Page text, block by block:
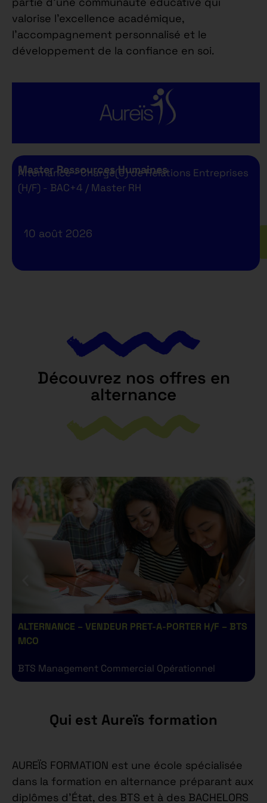
valorise l’excellence académique,
l’accompagnement personnalisé et le
développement de la confiance en soi.
Master Ressources Humaines
Alternance - Chargé(e) de Relations Entreprises
(H/F) - BAC+4 / Master RH
10 août 2026
Découvrez nos offres en
alternance
ALTERNANCE – VENDEUR PRET-A-PORTER H/F – BTS
MCO
BTS Management Commercial Opérationnel
Qui est Aureïs formation
AUREÏS FORMATION est une école spécialisée
dans la formation en alternance préparant aux
diplômes d’État, des BTS et à des BACHELORS